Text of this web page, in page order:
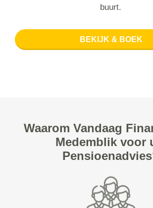
buurt.
BEKIJK & BOEK
Waarom Vandaag
Medemblik voor